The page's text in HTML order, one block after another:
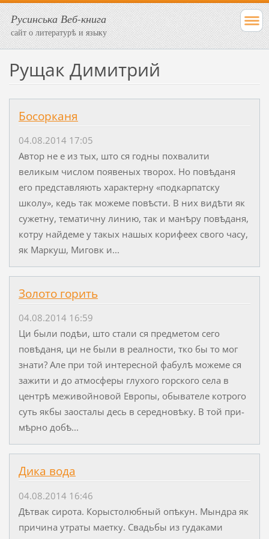
Русинська Веб-книга
сайт о литературѣ и языку
Рущак Димитрий
Босорканя
04.08.2014 17:05
Автор не е из тых, што ся годны похвалити
великым числом появеных тво­рох. Но повѣданя
его пред­ставляють характерну «подкарпатску
школу», кедь так можеме повѣсти. В них видѣти як
сужетну, тематичну линию, так и манѣру повѣданя,
котру найдеме у такых нашых корифеех сво­го часу,
як Маркуш, Миговк и...
Золото горить
04.08.2014 16:59
Ци были подѣи, што стали ся предметом сего
повѣданя, ци не были в реал­ности, тко бы то мог
знати? Але при той интересной фабулѣ можеме ся
зажити и до атмосферы глухого горского села в
центрѣ меживойновой Европы, обывателе котрого
суть якбы заосталы десь в середновѣку. В той при­
мѣрно добѣ...
Дика вода
04.08.2014 16:46
Дѣтвак сирота. Корыстолюбный опѣкун. Мындра як
причина утраты ма­е­тку. Свадьбы из гудаками